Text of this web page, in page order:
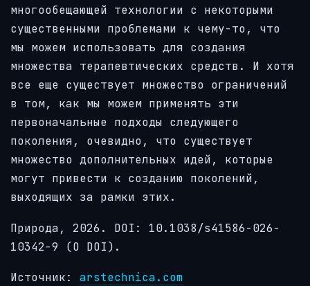
многообещающей технологии с некоторыми
существенными проблемами к чему-то, что
мы можем использовать для создания
множества терапевтических средств. И хотя
все еще существует множество ограничений
в том, как мы можем применять эти
первоначальные подходы следующего
поколения, очевидно, что существует
множество дополнительных идей, которые
могут привести к созданию поколений,
выходящих за рамки этих.
Природа, 2026. DOI: 10.1038/s41586-026-
10342-9 (О DOI).
Источник: arstechnica.com